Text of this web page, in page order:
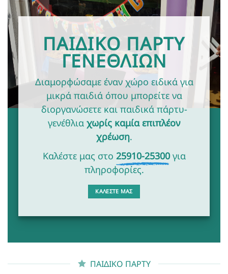
ΠΑΙΔΙΚΟ ΠΑΡΤΥ
ΓΕΝΕΘΛΙΩΝ
Διαμορφώσαμε έναν χώρο ειδικά για
μικρά παιδιά όπου μπορείτε να
διοργανώσετε και παιδικά πάρτυ-
γενέθλιαχωρίς καμία επιπλέον
χρέωση.
Καλέστε μας στο 25910-25300για
πληροφορίες.
ΚΑΛΈΣΤΕ ΜΑΣ
ΠΑΙΔΙΚΟ ΠΑΡΤΥ